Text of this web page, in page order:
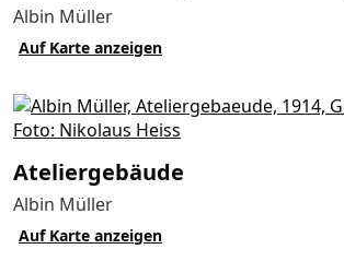
Albin Müller
Auf Karte anzeigen
Atelier­gebäude
Albin Müller
Auf Karte anzeigen